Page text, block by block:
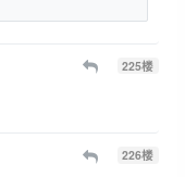
225楼
226楼